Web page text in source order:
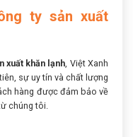
ty sản xuất
xuất khăn lạnh , Việt Xanh
sự uy tín và chất lượng
hàng được đảm bảo về
chúng tôi.